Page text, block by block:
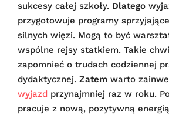
sukcesy całej szkoły. Dlatego
przygotowuje programy
silnych więzi. Mogą to być
wspólne rejsy statkiem. Takie
zapomnieć o trudach codziennej
dydaktycznej. Zatem warto
wyjazd przynajmniej raz w roku.
pracuje z nową, pozytywną